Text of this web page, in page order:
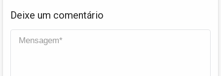
Deixe um comentário